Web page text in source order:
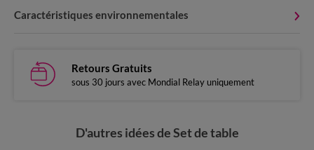
Caractéristiques environnementales
Retours Gratuits
sous 30 jours avec Mondial Relay uniquement
D'autres idées de Set de table